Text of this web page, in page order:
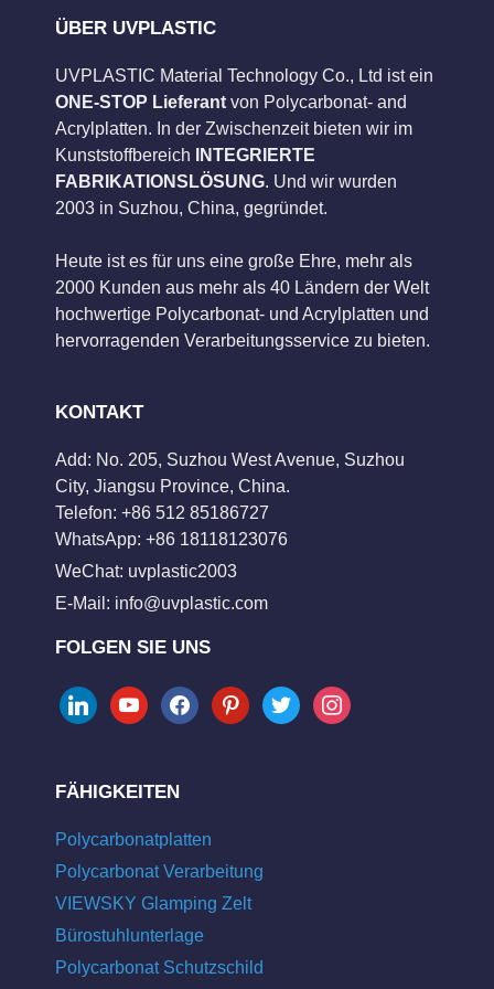
ÜBER UVPLASTIC
UVPLASTIC Material Technology Co., Ltd ist ein
ONE-STOP Lieferant von Polycarbonat- and
Acrylplatten. In der Zwischenzeit bieten wir im
Kunststoffbereich
INTEGRIERTE
FABRIKATIONSLÖSUNG. Und wir wurden
2003 in Suzhou, China, gegründet.
Heute ist es für uns eine große Ehre, mehr als
2000 Kunden aus mehr als 40 Ländern der Welt
hochwertige Polycarbonat- und Acrylplatten und
hervorragenden Verarbeitungsservice zu bieten.
KONTAKT
Add: No. 205, Suzhou West Avenue, Suzhou
City, Jiangsu Province, China.
Telefon: +86 512 85186727
WhatsApp: +86 18118123076
WeChat: uvplastic2003
E-Mail: info@uvplastic.com
FOLGEN SIE UNS
linkedinyoutubefacebookpinteresttwitter instagram
FÄHIGKEITEN
Polycarbonatplatten
Polycarbonat Verarbeitung
VIEWSKY Glamping Zelt
Bürostuhlunterlage
Polycarbonat Schutzschild